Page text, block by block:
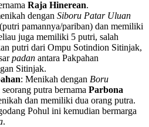
Raja Hinerean.
dengan Siboru Patar Uluan
(putri pamannya/pariban) dan memiliki
juga memiliki 5 putri, salah
putri dari Ompu Sotindion Sitinjak,
padan antara Pakpahan
Sitinjak.
: Menikah dengan Boru
putra bernama Parbona
dan memiliki dua orang putra.
Pohul ini kemudian bermarga
.